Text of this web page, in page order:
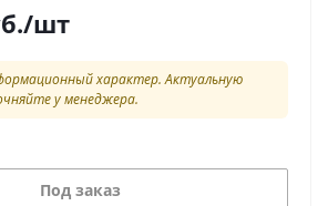
/шт
характер. Актуальную
у менеджера.
Под заказ